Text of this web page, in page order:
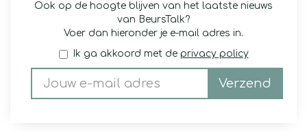
Ook op de hoogte blijven van het laatste nieuws
van BeursTalk?
Voer dan hieronder je e-mail adres in.
Ik ga akkoord met de privacy policy
Verzend